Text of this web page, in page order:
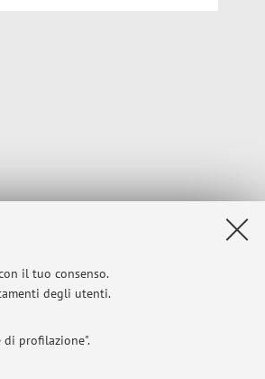
il tuo consenso.
degli utenti.
di profilazione".